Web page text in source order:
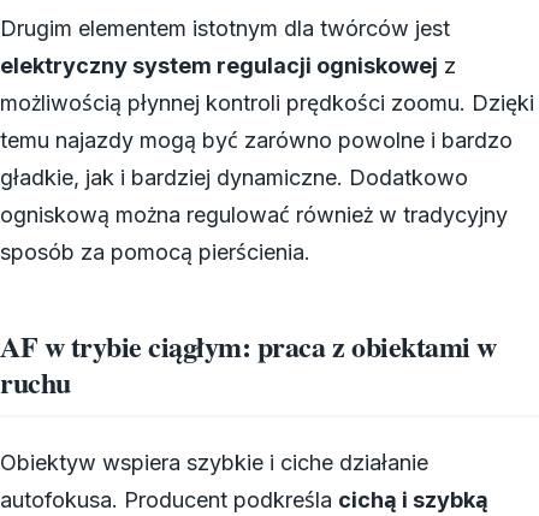
Drugim elementem istotnym dla twórców jest
elektryczny system regulacji ogniskowej z
możliwością płynnej kontroli prędkości zoomu. Dzięki
temu najazdy mogą być zarówno powolne i bardzo
gładkie, jak i bardziej dynamiczne. Dodatkowo
ogniskową można regulować również w tradycyjny
sposób za pomocą pierścienia.
AF w trybie ciągłym: praca z obiektami w
ruchu
Obiektyw wspiera szybkie i ciche działanie
autofokusa. Producent podkreśla cichą i szybką